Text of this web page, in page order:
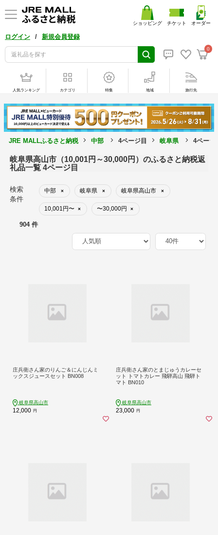
ログイン / 新規会員登録
0
ショッピング チケット オーダー
人気ランキング カテゴリ 特集 地域 旅行先
JRE MALLふるさと納税 中部 4ページ目 岐阜県 4ページ
岐阜県高山市（10,001円～30,000円）のふるさと納税返
礼品一覧 4ページ目
検索
条件
中部 × 岐阜県 × 岐阜県高山市 ×
10,001円〜 × 〜30,000円 ×
904 件
庄兵衛さん家のりんご＆にんじんミ
ックスジュースセット BN008
岐阜県高山市
12,000 円
庄兵衛さん家のとまじゅうカレーセ
ット トマトカレー 飛騨高山 飛騨ト
マト BN010
岐阜県高山市
23,000 円